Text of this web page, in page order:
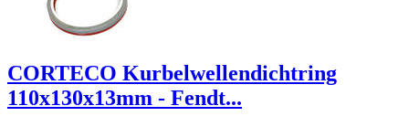
CORTECO Kurbelwellendichtring
110x130x13mm - Fendt...